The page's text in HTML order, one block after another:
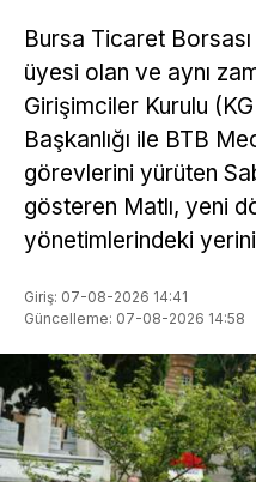
Bursa Ticaret
üyesi olan ve aynı
Girişimciler Kurulu
Başkanlığı ile BTB
görevlerini yürüten
gösteren Matlı, yeni
yönetimlerindeki
Giriş: 07-08-2026 14:41
Güncelleme: 07-08-2026 14:58